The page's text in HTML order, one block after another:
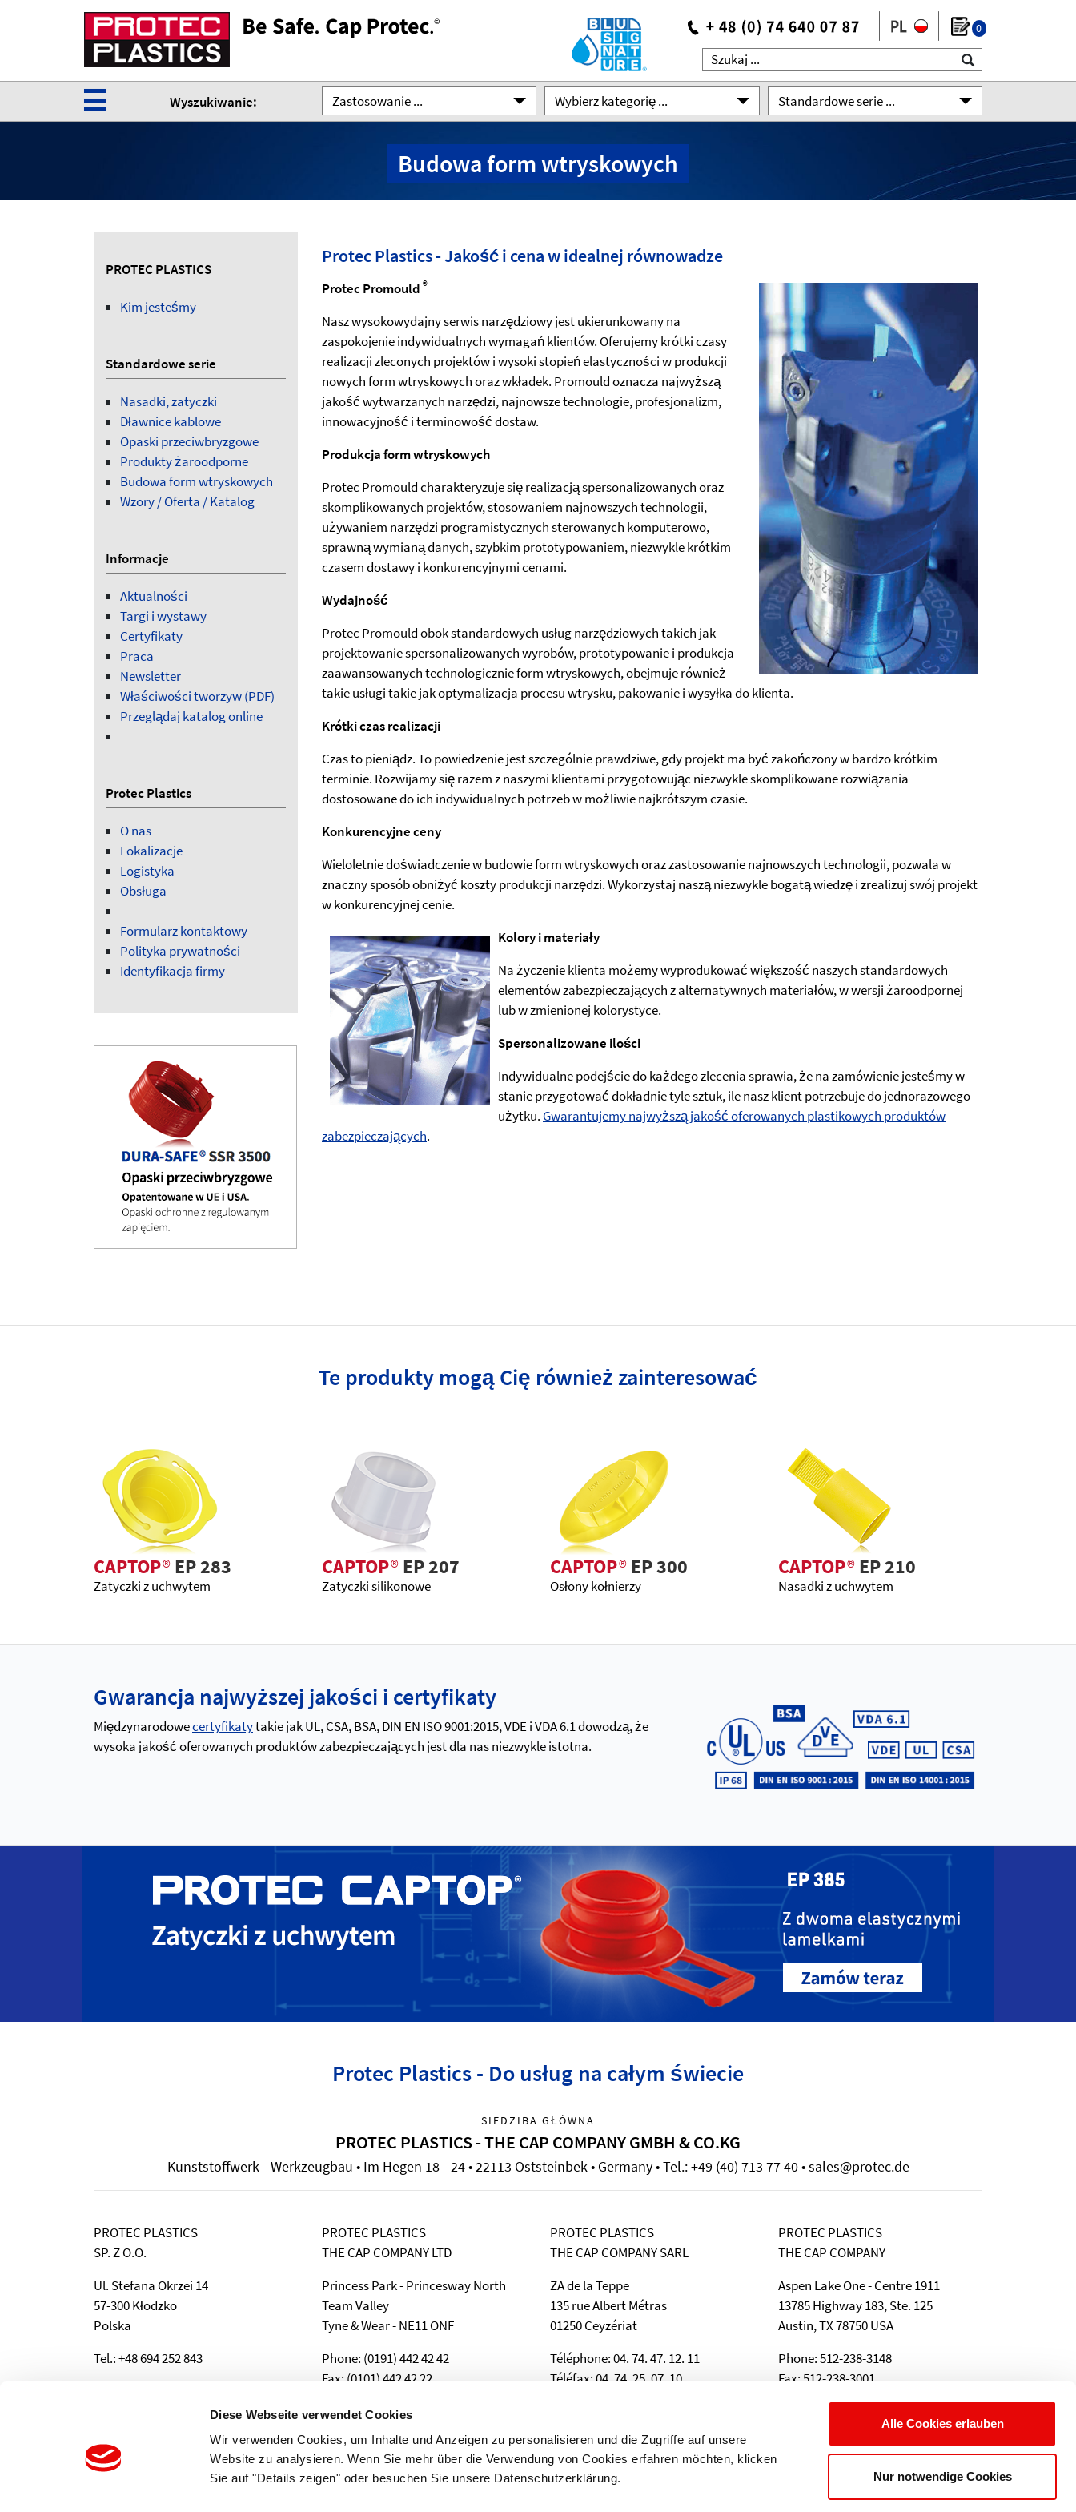
Diese Webseite verwendet Cookies
Wir verwenden Cookies, um Inhalte und Anzeigen zu personalisieren und die Zugriffe auf unsere
Website zu analysieren. Wenn Sie mehr über die Verwendung von Cookies erfahren möchten, klicken
Sie auf "Details zeigen" oder besuchen Sie unsere Datenschutzerklärung.
Alle Cookies erlauben
Nur notwendige Cookies
0
☰ Wyszukiwanie: Zastosowanie ... Wybierz kategorię ... Standardowe serie ...
Budowa form wtryskowych
PROTEC PLASTICS
Kim jesteśmy
Standardowe serie
Nasadki, zatyczki
Dławnice kablowe
Opaski przeciwbryzgowe
Produkty żaroodporne
Budowa form wtryskowych
Wzory / Oferta / Katalog
Informacje
Aktualności
Targi i wystawy
Certyfikaty
Praca
Newsletter
Właściwości tworzyw (PDF)
Przeglądaj katalog online
Protec Plastics
O nas
Lokalizacje
Logistyka
Obsługa
Formularz kontaktowy
Polityka prywatności
Identyfikacja firmy
Protec Plastics - Jakość i cena w idealnej równowadze
Protec Promould ®
Nasz wysokowydajny serwis narzędziowy jest ukierunkowany na
zaspokojenie indywidualnych wymagań klientów. Oferujemy krótki czasy
realizacji zleconych projektów i wysoki stopień elastyczności w produkcji
nowych form wtryskowych oraz wkładek. Promould oznacza najwyższą
jakość wytwarzanych narzędzi, najnowsze technologie, profesjonalizm,
innowacyjność i terminowość dostaw.
Produkcja form wtryskowych
Protec Promould charakteryzuje się realizacją spersonalizowanych oraz
skomplikowanych projektów, stosowaniem najnowszych technologii,
używaniem narzędzi programistycznych sterowanych komputerowo,
sprawną wymianą danych, szybkim prototypowaniem, niezwykle krótkim
czasem dostawy i konkurencyjnymi cenami.
Wydajność
Protec Promould obok standardowych usług narzędziowych takich jak
projektowanie spersonalizowanych wyrobów, prototypowanie i produkcja
zaawansowanych technologicznie form wtryskowych, obejmuje również
takie usługi takie jak optymalizacja procesu wtrysku, pakowanie i wysyłka do klienta.
Krótki czas realizacji
Czas to pieniądz. To powiedzenie jest szczególnie prawdziwe, gdy projekt ma być zakończony w bardzo krótkim
terminie. Rozwijamy się razem z naszymi klientami przygotowując niezwykle skomplikowane rozwiązania
dostosowane do ich indywidualnych potrzeb w możliwie najkrótszym czasie.
Konkurencyjne ceny
Wieloletnie doświadczenie w budowie form wtryskowych oraz zastosowanie najnowszych technologii, pozwala w
znaczny sposób obniżyć koszty produkcji narzędzi. Wykorzystaj naszą niezwykle bogatą wiedzę i zrealizuj swój projekt
w konkurencyjnej cenie.
Kolory i materiały
Na życzenie klienta możemy wyprodukować większość naszych standardowych
elementów zabezpieczających z alternatywnych materiałów, w wersji żaroodpornej
lub w zmienionej kolorystyce.
Spersonalizowane ilości
Indywidualne podejście do każdego zlecenia sprawia, że na zamówienie jesteśmy w
stanie przygotować dokładnie tyle sztuk, ile nasz klient potrzebuje do jednorazowego
użytku. Gwarantujemy najwyższą jakość oferowanych plastikowych produktów
zabezpieczających.
Te produkty mogą Cię również zainteresować
CAPTOP®EP 283
Zatyczki z uchwytem
CAPTOP®EP 207
Zatyczki silikonowe
CAPTOP®EP 300
Osłony kołnierzy
CAPTOP®EP 210
Nasadki z uchwytem
Gwarancja najwyższej jakości i certyfikaty
Międzynarodowecertyfikatytakie jak UL, CSA, BSA, DIN EN ISO 9001:2015, VDE i VDA 6.1 dowodzą, że
wysoka jakość oferowanych produktów zabezpieczających jest dla nas niezwykle istotna.
Protec Plastics - Do usług na całym świecie
SIEDZIBA GŁÓWNA
PROTEC PLASTICS - THE CAP COMPANY GMBH & CO.KG
Kunststoffwerk - Werkzeugbau • Im Hegen 18 - 24 • 22113 Oststeinbek • Germany • Tel.: +49 (40) 713 77 40 • sales@protec.de
PROTEC PLASTICS
SP. Z O.O.
Ul. Stefana Okrzei 14
57-300 Kłodzko
Polska
Tel.: +48 694 252 843
PROTEC PLASTICS
THE CAP COMPANY LTD
Princess Park - Princesway North
Team Valley
Tyne & Wear - NE11 ONF
Phone: (0191) 442 42 42
Fax: (0101) 442 42 22
e-Mail: sales@protecinfo.co.uk
PROTEC PLASTICS
THE CAP COMPANY SARL
ZA de la Teppe
135 rue Albert Métras
01250 Ceyzériat
Téléphone: 04. 74. 47. 12. 11
Téléfax: 04. 74. 25. 07. 10
PROTEC PLASTICS
THE CAP COMPANY
Aspen Lake One - Centre 1911
13785 Highway 183, Ste. 125
Austin, TX 78750 USA
Phone: 512-238-3148
Fax: 512-238-3001